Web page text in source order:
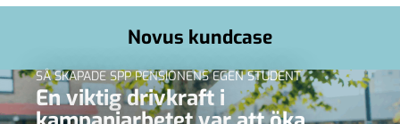
Novus kundcase
SÅ SKAPADE SPP PENSIONENS EGEN STUDENT
En viktig drivkraft i